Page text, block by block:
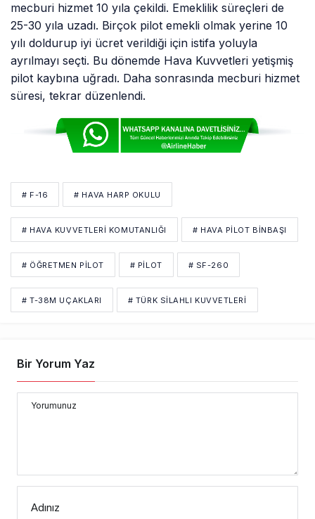
mecburi hizmet 10 yıla çekildi. Emeklilik süreçleri de
25-30 yıla uzadı. Birçok pilot emekli olmak yerine 10
yılı doldurup iyi ücret verildiği için istifa yoluyla
ayrılmayı seçti. Bu dönemde Hava Kuvvetleri yetişmiş
pilot kaybına uğradı. Daha sonrasında mecburi hizmet
süresi, tekrar düzenlendi.
# F-16 # HAVA HARP OKULU
# HAVA KUVVETLERI KOMUTANLIĞI # HAVA PILOT BINBAŞI
# ÖĞRETMEN PILOT # PİLOT # SF-260
# T-38M UÇAKLARI # TÜRK SILAHLI KUVVETLERI
Bir Yorum Yaz
Yorumunuz
Adınız